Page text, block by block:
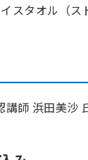
スタオル（ス
講師 浜田美沙